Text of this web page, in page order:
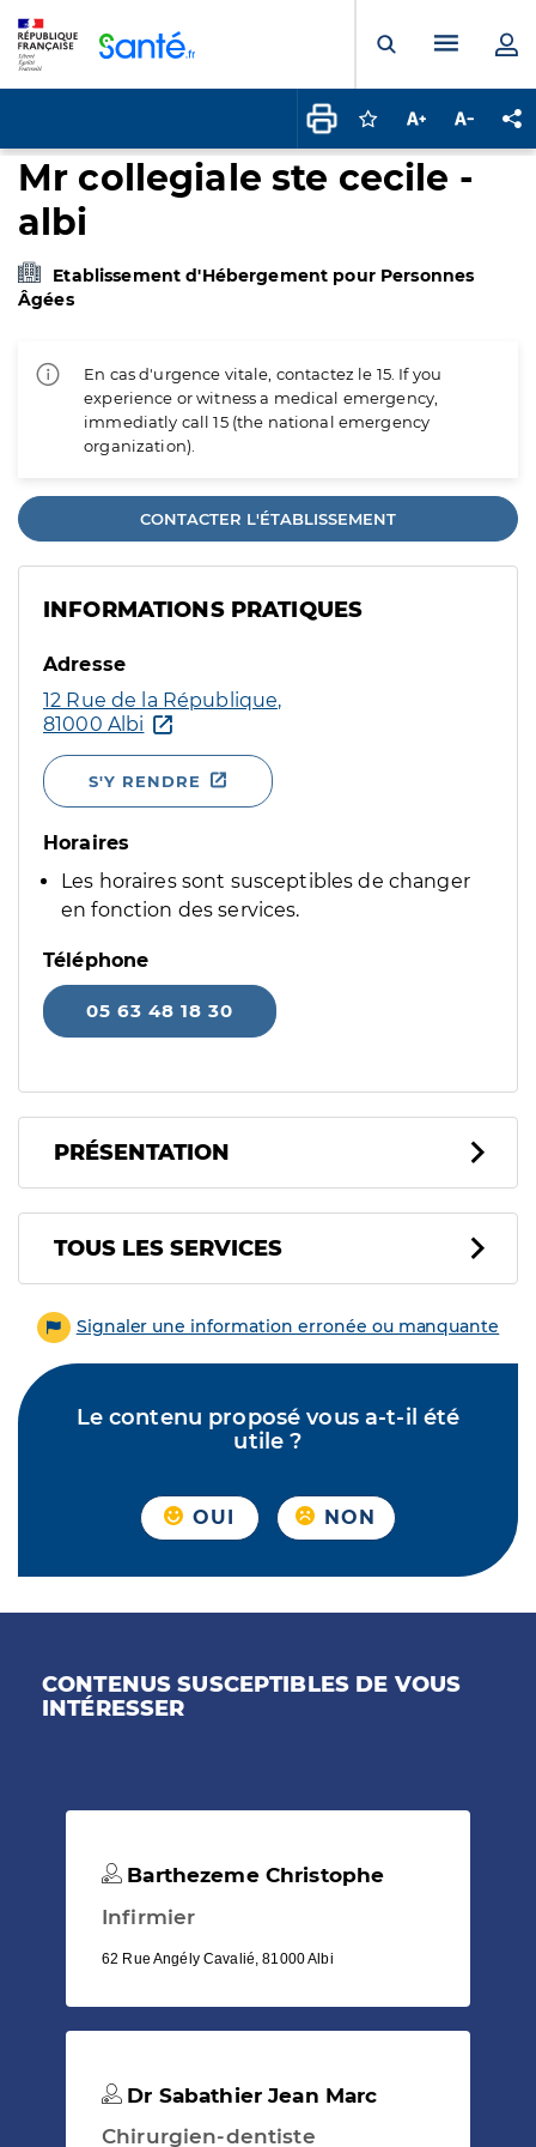
Ouvrir laMenu
Connectez-vous
Augmenter la
Mr collegiale ste cecile -
albi
Etablissement d'Hébergement pour Personnes
Âgées
En cas d'urgence vitale, contactez le 15. If you
experience or witness a medical emergency,
immediatly call 15 (the national emergency
organization).
CONTACTER L'ÉTABLISSEMENT
INFORMATIONS PRATIQUES
Adresse
12 Rue de la République,
81000 Albi
S'Y RENDRE
Horaires
Les horaires sont susceptibles de changer
en fonction des services.
Téléphone
05 63 48 18 30
PRÉSENTATION
Tous les services
TOUS LES SERVICES
Signaler une information erronée ou manquante
Le contenu proposé vous a-t-il été
utile ?
OUI NON
CONTENUS SUSCEPTIBLES DE VOUS
INTÉRESSER
Barthezeme Christophe
Infirmier
62 Rue Angély Cavalié, 81000 Albi
Dr Sabathier Jean Marc
Chirurgien-dentiste